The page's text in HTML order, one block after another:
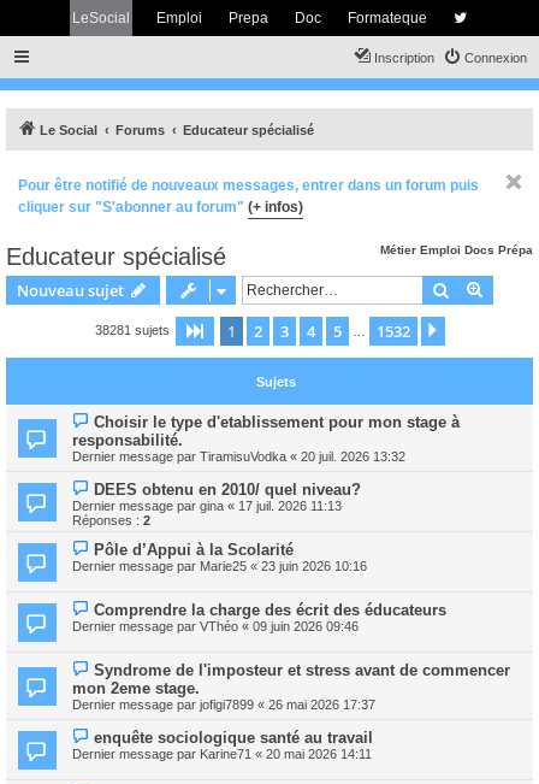
LeSocial Emploi Prepa Doc Formateque
Connexion
Inscription
Le Social Forums Educateur spécialisé
Pour être notifié de nouveaux messages, entrer dans un forum puis
cliquer sur "S'abonner au forum" (+ infos)
Métier Emploi Docs Prépa
Educateur spécialisé
Nouveau sujet Rechercher
38281 sujets Page 1sur1532
1 2 3 4 5 1532
Sujets
Choisir le type d'etablissement pour mon stage à
responsabilité.
Dernier message par TiramisuVodka « 20 juil. 2026 13:32
DEES obtenu en 2010/ quel niveau?
Dernier message par gina « 17 juil. 2026 11:13
Réponses : 2
Pôle d’Appui à la Scolarité
Dernier message par Marie25 « 23 juin 2026 10:16
Comprendre la charge des écrit des éducateurs
Dernier message par VThéo « 09 juin 2026 09:46
Syndrome de l'imposteur et stress avant de commencer
mon 2eme stage.
Dernier message par jofigi7899 « 26 mai 2026 17:37
enquête sociologique santé au travail
Dernier message par Karine71 « 20 mai 2026 14:11